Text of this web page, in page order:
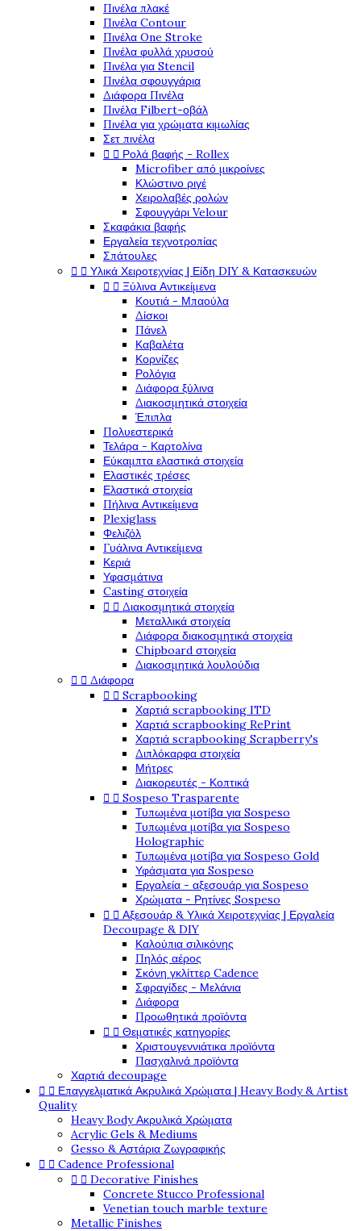
Πινέλα πλακέ
Πινέλα Contour
Πινέλα One Stroke
Πινέλα φυλλά χρυσού
Πινέλα για Stencil
Πινέλα σφουγγάρια
Διάφορα Πινέλα
Πινέλα Filbert-οβάλ
Πινέλα για χρώματα κιμωλίας
Σετ πινέλα
  Ρολά βαφής - Rollex
Microfiber από μικροίνες
Κλώστινο ριγέ
Χειρολαβές ρολών
Σφουγγάρι Velour
Σκαφάκια βαφής
Εργαλεία τεχνοτροπίας
Σπάτουλες
  Υλικά Χειροτεχνίας | Είδη DIY & Κατασκευών
  Ξύλινα Αντικείμενα
Κουτιά - Μπαούλα
Δίσκοι
Πάνελ
Καβαλέτα
Κορνίζες
Ρολόγια
Διάφορα ξύλινα
Διακοσμητικά στοιχεία
Έπιπλα
Πολυεστερικά
Τελάρα - Καρτολίνα
Εύκαμπτα ελαστικά στοιχεία
Ελαστικές τρέσες
Ελαστικά στοιχεία
Πήλινα Αντικείμενα
Plexiglass
Φελιζόλ
Γυάλινα Αντικείμενα
Κεριά
Υφασμάτινα
Casting στοιχεία
  Διακοσμητικά στοιχεία
Μεταλλικά στοιχεία
Διάφορα διακοσμητικά στοιχεία
Chipboard στοιχεία
Διακοσμητικά λουλούδια
  Διάφορα
  Scrapbooking
Χαρτιά scrapbooking ITD
Χαρτιά scrapbooking RePrint
Χαρτιά scrapbooking Scrapberry's
Διπλόκαρφα στοιχεία
Μήτρες
Διακορευτές - Κοπτικά
  Sospeso Trasparente
Τυπωμένα μοτίβα για Sospeso
Τυπωμένα μοτίβα για Sospeso
Holographic
Τυπωμένα μοτίβα για Sospeso Gold
Υφάσματα για Sospeso
Εργαλεία - αξεσουάρ για Sospeso
Χρώματα - Ρητίνες Sospeso
  Αξεσουάρ & Υλικά Χειροτεχνίας | Εργαλεία
Decoupage & DIY
Καλούπια σιλικόνης
Πηλός αέρος
Σκόνη γκλίττερ Cadence
Σφραγίδες - Μελάνια
Διάφορα
Προωθητικά προϊόντα
  Θεματικές κατηγορίες
Χριστουγεννιάτικα προϊόντα
Πασχαλινά προϊόντα
Χαρτιά decoupage
  Επαγγελματικά Ακρυλικά Χρώματα | Heavy Body & Artist
Quality
Heavy Body Ακρυλικά Χρώματα
Acrylic Gels & Mediums
Gesso & Αστάρια Ζωγραφικής
  Cadence Professional
  Decorative Finishes
Concrete Stucco Professional
Venetian touch marble texture
Metallic Finishes